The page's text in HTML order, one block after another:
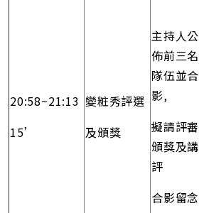
20:58~21:13
15’
變粧秀評選
及頒獎
主持人公
佈前三名
隊伍並合
影,
擬請評審
頒獎及講
評
合影留念